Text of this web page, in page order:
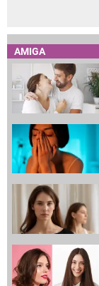
AMIGA